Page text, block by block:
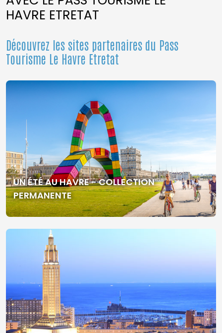
HAVRE ETRETAT
Découvrez les sites partenaires du Pass
Tourisme Le Havre Etretat
UN ÉTÉ AU HAVRE - COLLECTION
PERMANENTE